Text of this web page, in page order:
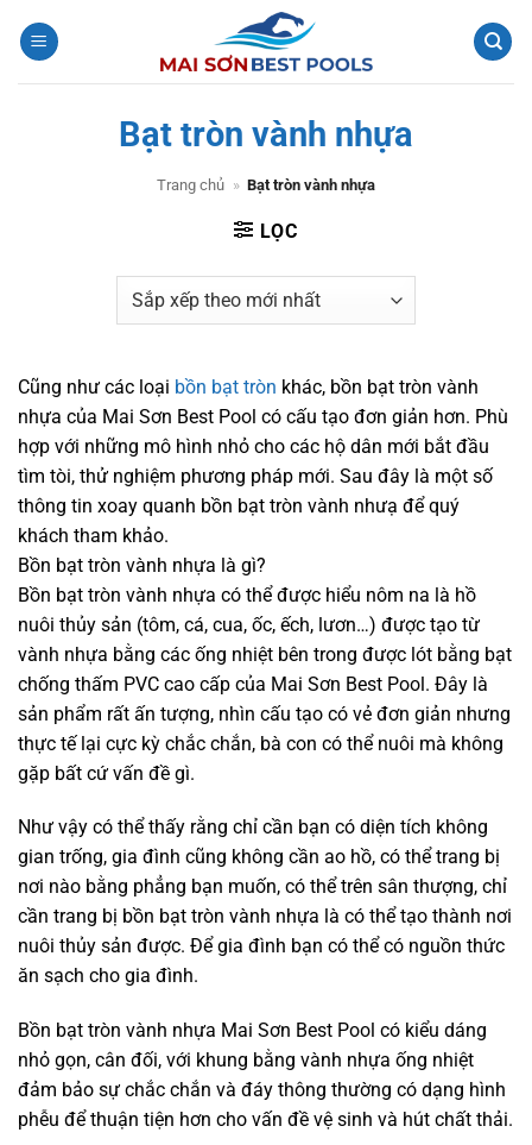
qua
Bạt tròn vành nhựa
Trang chủ » Bạt tròn vành nhựa
LỌC
Cũng như các loại bồn bạt tròn khác, bồn bạt tròn vành
nhựa của Mai Sơn Best Pool có cấu tạo đơn giản hơn. Phù
hợp với những mô hình nhỏ cho các hộ dân mới bắt đầu
tìm tòi, thử nghiệm phương pháp mới. Sau đây là một số
thông tin xoay quanh bồn bạt tròn vành nhưạ để quý
khách tham khảo.
Bồn bạt tròn vành nhựa là gì?
Bồn bạt tròn vành nhựa có thể được hiểu nôm na là hồ
nuôi thủy sản (tôm, cá, cua, ốc, ếch, lươn…) được tạo từ
vành nhựa bằng các ống nhiệt bên trong được lót bằng bạt
chống thấm PVC cao cấp của Mai Sơn Best Pool. Đây là
sản phẩm rất ấn tượng, nhìn cấu tạo có vẻ đơn giản nhưng
thực tế lại cực kỳ chắc chắn, bà con có thể nuôi mà không
gặp bất cứ vấn đề gì.
Như vậy có thể thấy rằng chỉ cần bạn có diện tích không
gian trống, gia đình cũng không cần ao hồ, có thể trang bị
nơi nào bằng phẳng bạn muốn, có thể trên sân thượng, chỉ
cần trang bị bồn bạt tròn vành nhựa là có thể tạo thành nơi
nuôi thủy sản được. Để gia đình bạn có thể có nguồn thức
ăn sạch cho gia đình.
Bồn bạt tròn vành nhựa Mai Sơn Best Pool có kiểu dáng
nhỏ gọn, cân đối, với khung bằng vành nhựa ống nhiệt
đảm bảo sự chắc chắn và đáy thông thường có dạng hình
phễu để thuận tiện hơn cho vấn đề vệ sinh và hút chất thải.